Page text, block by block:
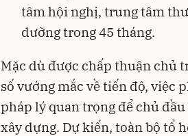
tâm hội nghị, trung tâm
dưỡng trong 45 tháng.
Mặc dù được chấp thuận chủ
số vướng mắc về tiến độ, việc
pháp lý quan trọng để chủ
xây dựng. Dự kiến, toàn bộ tổ